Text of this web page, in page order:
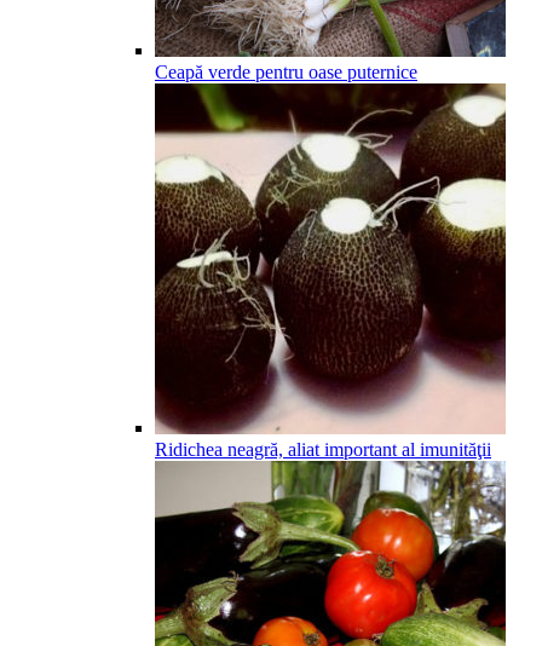
Ceapă verde pentru oase puternice
Ridichea neagră, aliat important al imunităţii